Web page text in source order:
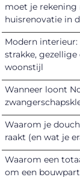
moet je rekening
huisrenovatie in
Modern interieur:
strakke,
woonstijl
Wanneer loont
Waarom je
raakt (en wat je
Waarom een
om een